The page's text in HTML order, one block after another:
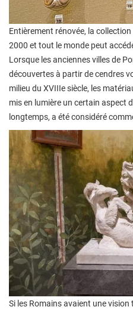
Entièrement rénovée, la
2000 et tout le monde peut
Lorsque les anciennes villes de
découvertes à partir de cendres
milieu du XVIIIe siècle, les
mis en lumière un certain aspect
longtemps, a été considéré
Si les Romains avaient une